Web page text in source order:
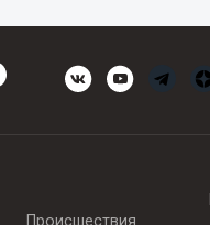
Происшествия